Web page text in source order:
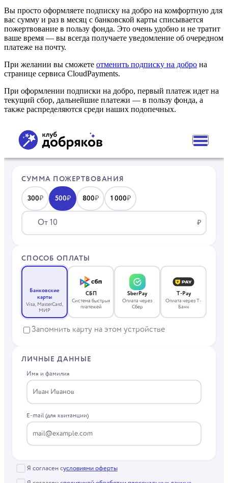
Вы просто оформляете подписку на добро на комфортную для
вас сумму и раз в месяц с банковской карты списывается
пожертвование в пользу фонда. Это очень удобно и не тратит
ваше время — вы всегда получаете уведомление об очередном
платеже на почту.
При желании вы сможете отменить подписку на добро на
странице сервиса CloudPayments.
При оформлении подписки на добро, первый платеж идет на
текущий сбор, дальнейшие платежи — в пользу фонда, а
также распределяются среди наших подопечных.